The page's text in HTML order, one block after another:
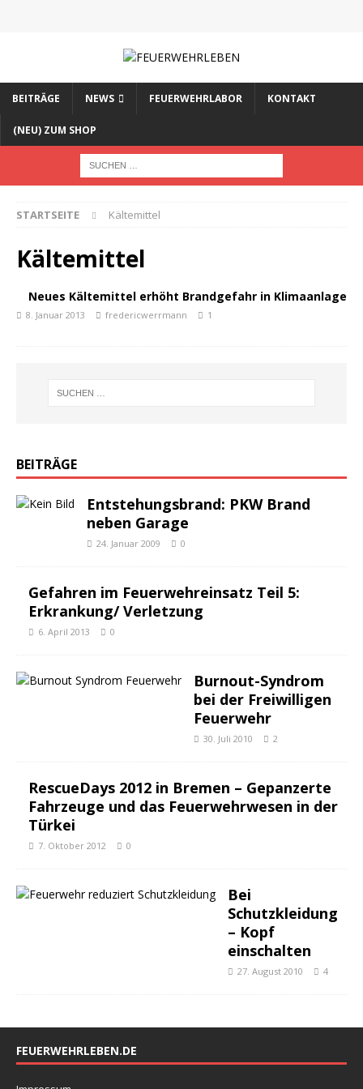
BEITRÄGE NEWS FEUERWEHRLABOR KONTAKT
(NEU) ZUM SHOP
STARTSEITE Kältemittel
Kältemittel
Neues Kältemittel erhöht Brandgefahr in Klimaanlage
8. Januar 2013 fredericwerrmann 1
BEITRÄGE
Entstehungsbrand: PKW Brand
neben Garage
24. Januar 2009 0
Gefahren im Feuerwehreinsatz Teil 5:
Erkrankung/ Verletzung
6. April 2013 0
Burnout-Syndrom
bei der Freiwilligen
Feuerwehr
30. Juli 2010 2
RescueDays 2012 in Bremen – Gepanzerte
Fahrzeuge und das Feuerwehrwesen in der
Türkei
7. Oktober 2012 0
Bei
Schutzkleidung
– Kopf
einschalten
27. August 2010 4
FEUERWEHRLEBEN.DE